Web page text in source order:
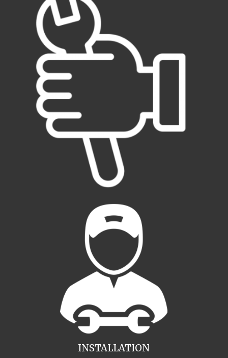
INSTALLATION